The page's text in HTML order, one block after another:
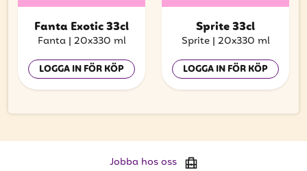
Fanta Exotic 33cl
Fanta | 20x330 ml
LOGGA IN FÖR KÖP
Sprite 33cl
Sprite | 20x330 ml
LOGGA IN FÖR KÖP
Jobba hos oss